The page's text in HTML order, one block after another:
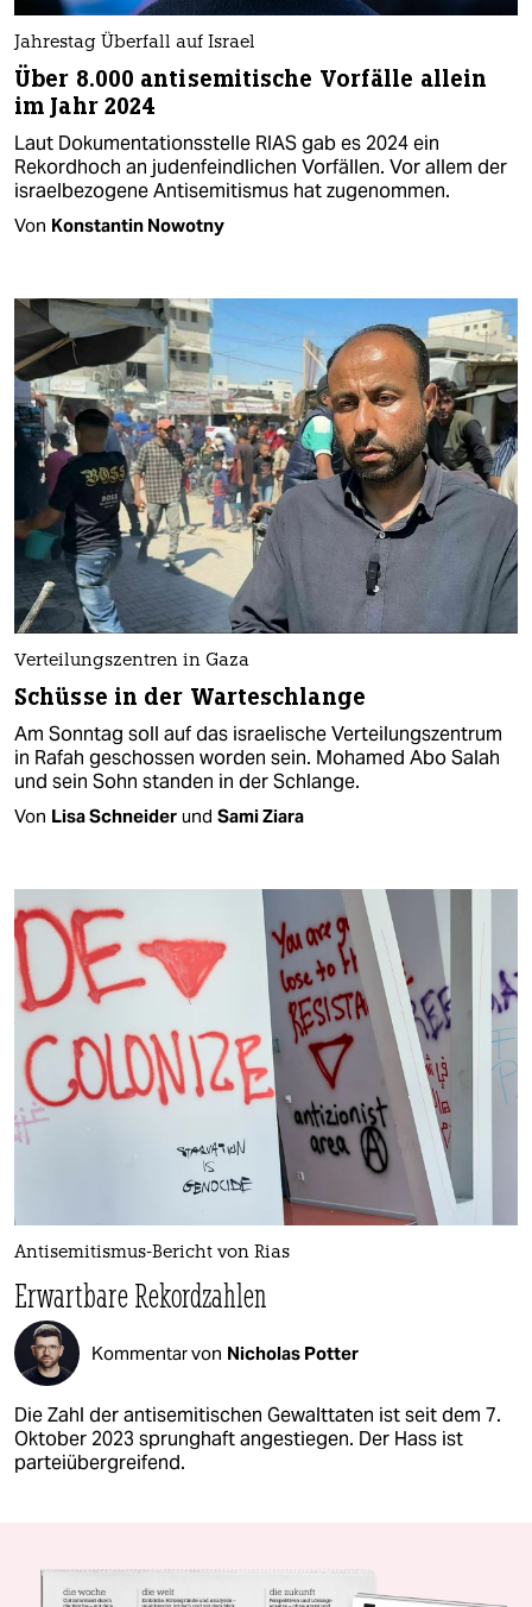
Jahrestag Überfall auf Israel
Über 8.000 antisemitische Vorfälle allein
im Jahr 2024
Laut Dokumentationsstelle RIAS gab es 2024 ein
Rekordhoch an judenfeindlichen Vorfällen. Vor allem der
israelbezogene Antisemitismus hat zugenommen.
Von Konstantin Nowotny
Verteilungszentren in Gaza
Schüsse in der Warteschlange
Am Sonntag soll auf das israelische Verteilungszentrum
in Rafah geschossen worden sein. Mohamed Abo Salah
und sein Sohn standen in der Schlange.
Von Lisa Schneider und Sami Ziara
Antisemitismus-Bericht von Rias
Erwartbare Rekordzahlen
Kommentar von Nicholas Potter
Die Zahl der antisemitischen Gewalttaten ist seit dem 7.
Oktober 2023 sprunghaft angestiegen. Der Hass ist
parteiübergreifend.